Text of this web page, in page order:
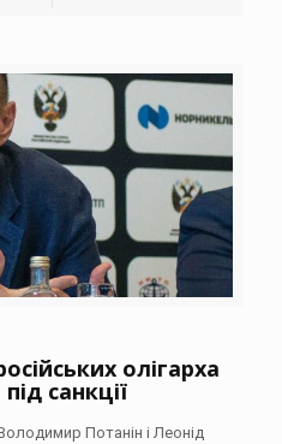
олігарха
санкції
Потанін і Леонід